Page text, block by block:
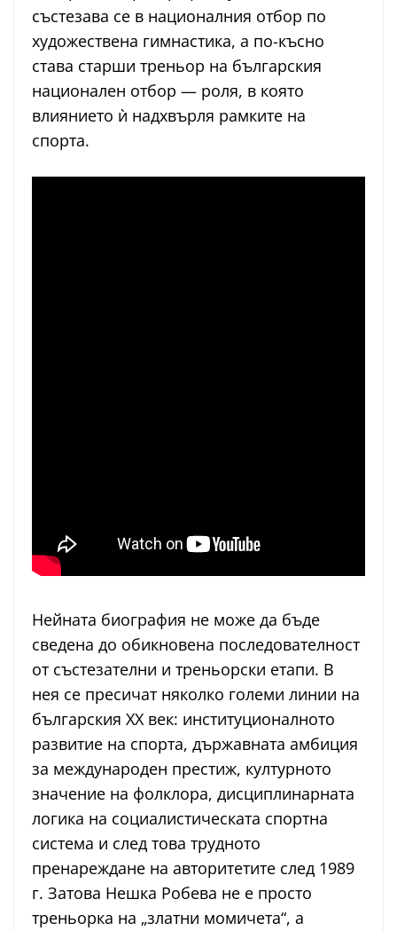
състезава се в националния отбор по
художествена гимнастика, а по-късно
става старши треньор на българския
национален отбор — роля, в която
влиянието ѝ надхвърля рамките на
спорта.
Нейната биография не може да бъде
сведена до обикновена последователност
от състезателни и треньорски етапи. В
нея се пресичат няколко големи линии на
българския ХХ век: институционалното
развитие на спорта, държавната амбиция
за международен престиж, културното
значение на фолклора, дисциплинарната
логика на социалистическата спортна
система и след това трудното
пренареждане на авторитетите след 1989
г. Затова Нешка Робева не е просто
треньорка на „златни момичета“, а